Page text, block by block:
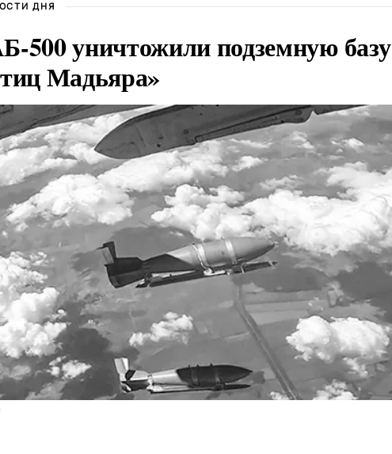
ДНЯ
уничтожили подземную базу
Мадьяра»